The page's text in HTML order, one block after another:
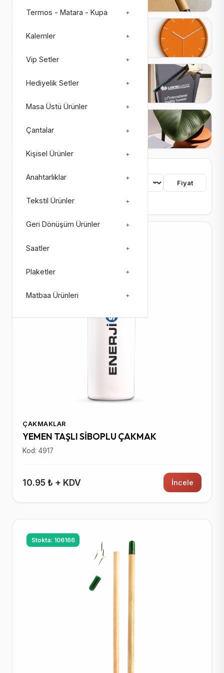
73 ürün
Termos - Matara - Kupa +
Kalemler +
Vip Setler +
Hediyelik Setler +
Masa Üstü Ürünler +
Çantalar +
Kişisel Ürünler +
Anahtarlıklar +
Tekstil Ürünler +
Geri Dönüşüm Ürünler +
Saatler +
Plaketler +
Matbaa Ürünleri +
Fiyat
Renk
ÇAKMAKLAR
YEMEN TAŞLI SİBOPLU ÇAKMAK
Kod: 4917
10.95 ₺ + KDV İncele
Stokta: 106166